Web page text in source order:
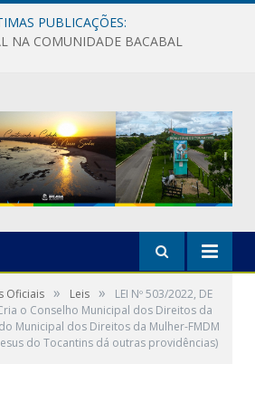
PUBLICAÇÕES:
NA COMUNIDADE BACABAL
Oficiais » Leis »
LEI Nº 503/2022, DE
o Conselho Municipal dos Direitos da
Municipal dos Direitos da Mulher-FMDM
do Tocantins dá outras providências)